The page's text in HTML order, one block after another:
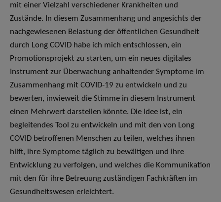
mit einer Vielzahl verschiedener Krankheiten und
Zustände. In diesem Zusammenhang und angesichts der
nachgewiesenen Belastung der öffentlichen Gesundheit
durch Long COVID habe ich mich entschlossen, ein
Promotionsprojekt zu starten, um ein neues digitales
Instrument zur Überwachung anhaltender Symptome im
Zusammenhang mit COVID-19 zu entwickeln und zu
bewerten, inwieweit die Stimme in diesem Instrument
einen Mehrwert darstellen könnte. Die Idee ist, ein
begleitendes Tool zu entwickeln und mit den von Long
COVID betroffenen Menschen zu teilen, welches ihnen
hilft, ihre Symptome täglich zu bewältigen und ihre
Entwicklung zu verfolgen, und welches die Kommunikation
mit den für ihre Betreuung zuständigen Fachkräften im
Gesundheitswesen erleichtert.